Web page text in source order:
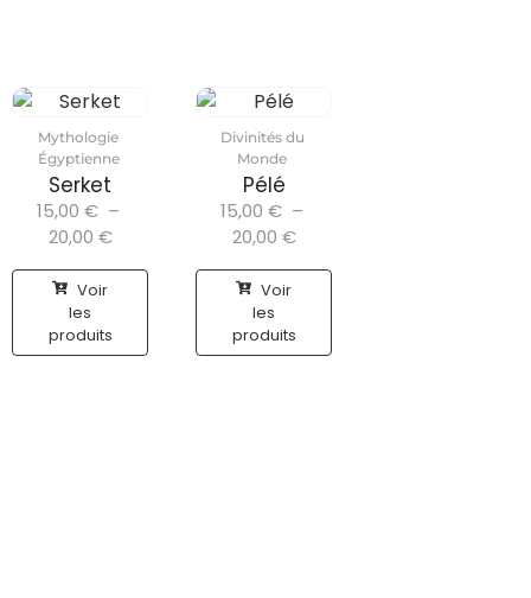
Mythologie
Égyptienne
Serket
15,00 € –
20,00 €
Voir
les
produits
Divinités du
Monde
Pélé
15,00 € –
20,00 €
Voir
les
produits